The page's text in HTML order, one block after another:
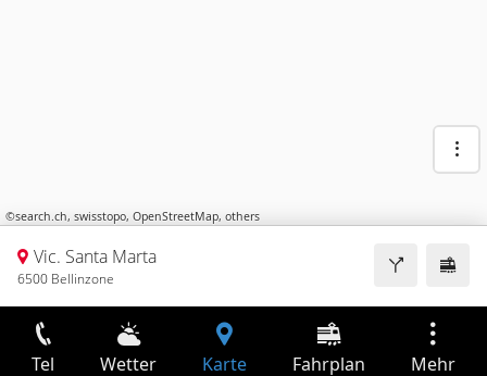
©search.ch, swisstopo, OpenStreetMap, others
Vic. Santa Marta
6500 Bellinzone
Tel Wetter Karte Fahrplan Mehr